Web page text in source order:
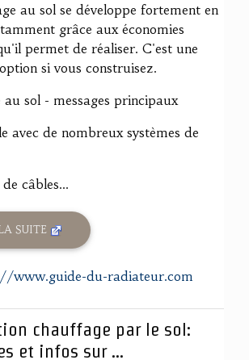
au sol se développe fortement en
grâce aux économies
permet de réaliser. C'est une
si vous construisez.
sol - messages principaux
avec de nombreux systèmes de
câbles...
SUITE
www.guide-du-radiateur.com
chauffage par le sol:
et infos sur ...